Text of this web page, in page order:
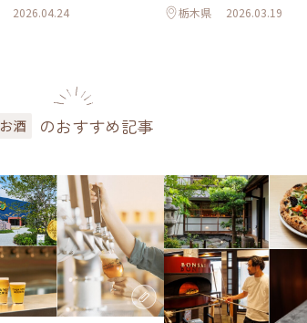
2026.04.24 栃木県 2026.03.19
お酒 のおすすめ記事